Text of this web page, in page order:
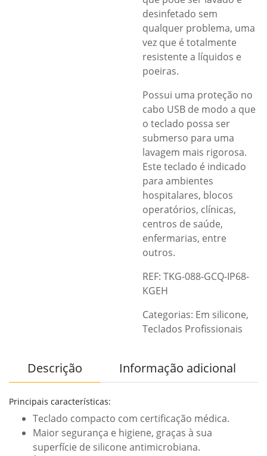
desinfetado sem
qualquer problema, uma
vez que é totalmente
resistente a líquidos e
poeiras.
Possui uma proteção no
cabo USB de modo a que
o teclado possa ser
submerso para uma
lavagem mais rigorosa.
Este teclado é indicado
para ambientes
hospitalares, blocos
operatórios, clínicas,
centros de saúde,
enfermarias, entre
outros.
REF: TKG-088-GCQ-IP68-
KGEH
Categorias: Em silicone,
Teclados Profissionais
Descrição Informação adicional
Principais características:
Teclado compacto com certificação médica.
Maior segurança e higiene, graças à sua
superfície de silicone antimicrobiana.